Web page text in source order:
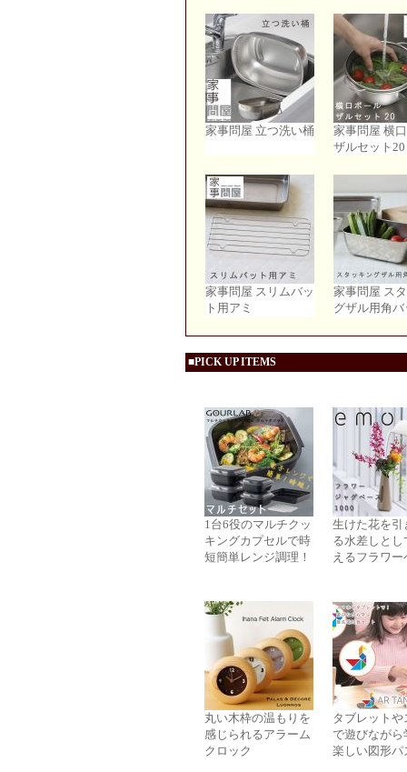
家事問屋 立つ洗い桶
家事問屋 横
ザルセット20
家事問屋 スリムバッ
ト用アミ
家事問屋 ス
グザル用角バ
■PICK UP ITEMS
1台6役のマルチクッ
キングカプセルで時
短簡単レンジ調理！
生けた花を引
る水差しとし
えるフラワー
丸い木枠の温もりを
感じられるアラーム
クロック
タブレットや
で遊びながら
楽しい図形パ